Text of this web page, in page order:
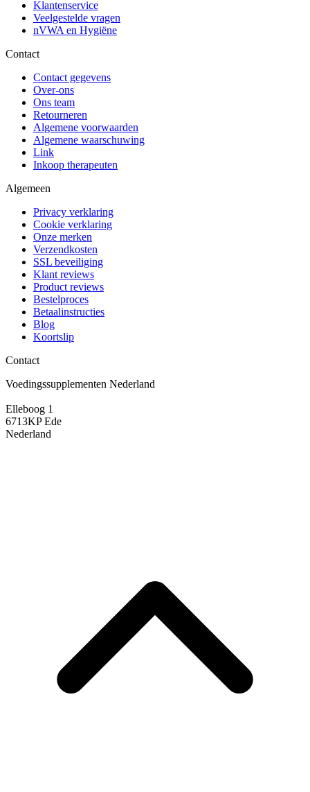
Klantenservice
Veelgestelde vragen
nVWA en Hygiëne
Contact
Contact gegevens
Over-ons
Ons team
Retourneren
Algemene voorwaarden
Algemene waarschuwing
Link
Inkoop therapeuten
Algemeen
Privacy verklaring
Cookie verklaring
Onze merken
Verzendkosten
SSL beveiliging
Klant reviews
Product reviews
Bestelproces
Betaalinstructies
Blog
Koortslip
Contact
Voedingssupplementen Nederland
Elleboog 1
6713KP Ede
Nederland